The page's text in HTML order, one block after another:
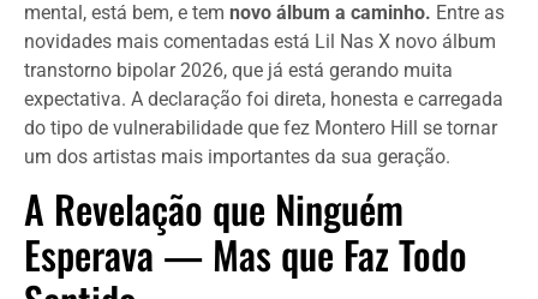
mental, está bem, e tem novo álbum a caminho. Entre as
novidades mais comentadas está Lil Nas X novo álbum
transtorno bipolar 2026, que já está gerando muita
expectativa. A declaração foi direta, honesta e carregada
do tipo de vulnerabilidade que fez Montero Hill se tornar
um dos artistas mais importantes da sua geração.
A Revelação que Ninguém
Esperava — Mas que Faz Todo